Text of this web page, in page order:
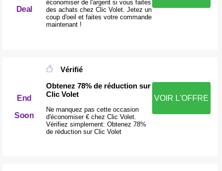
Deal
économiser de l'argent si vous faites
des achats chez Clic Volet. Jetez un
coup d'oeil et faites votre commande
maintenant !
End
Soon
Vérifié
Obtenez 78% de réduction sur
Clic Volet
Ne manquez pas cette occasion
d'économiser € chez Clic Volet.
Vérifiez simplement: Obtenez 78%
de réduction sur Clic Volet
VOIR L'OFFRE